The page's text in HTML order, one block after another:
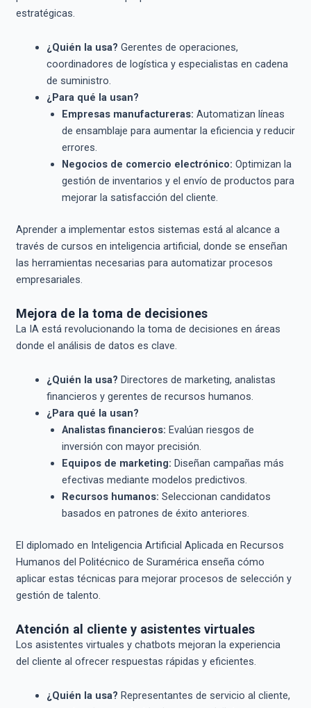
estratégicas.
¿Quién la usa? Gerentes de operaciones,
coordinadores de logística y especialistas en cadena
de suministro.
¿Para qué la usan?
Empresas manufactureras: Automatizan líneas
de ensamblaje para aumentar la eficiencia y reducir
errores.
Negocios de comercio electrónico: Optimizan la
gestión de inventarios y el envío de productos para
mejorar la satisfacción del cliente.
Aprender a implementar estos sistemas está al alcance a
través de cursos en inteligencia artificial, donde se enseñan
las herramientas necesarias para automatizar procesos
empresariales.
Mejora de la toma de decisiones
La IA está revolucionando la toma de decisiones en áreas
donde el análisis de datos es clave.
¿Quién la usa? Directores de marketing, analistas
financieros y gerentes de recursos humanos.
¿Para qué la usan?
Analistas financieros: Evalúan riesgos de
inversión con mayor precisión.
Equipos de marketing: Diseñan campañas más
efectivas mediante modelos predictivos.
Recursos humanos: Seleccionan candidatos
basados en patrones de éxito anteriores.
El diplomado en Inteligencia Artificial Aplicada en Recursos
Humanos del Politécnico de Suramérica enseña cómo
aplicar estas técnicas para mejorar procesos de selección y
gestión de talento.
Atención al cliente y asistentes virtuales
Los asistentes virtuales y chatbots mejoran la experiencia
del cliente al ofrecer respuestas rápidas y eficientes.
¿Quién la usa? Representantes de servicio al cliente,